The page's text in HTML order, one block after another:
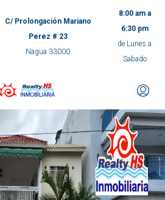
C/ Prolongación Mariano
Perez # 23
Nagua 33000
8:00 am a
6:30 pm
de Lunes a
Sabado